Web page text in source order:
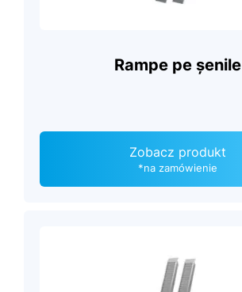
Rampe pe șenile
Zobacz produkt
*na zamówienie